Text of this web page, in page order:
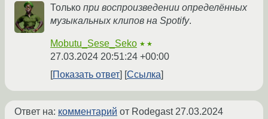
Только при воспроизведении определённых
музыкальных клипов на Spotify.
Mobutu_Sese_Seko ★★
27.03.2024 20:51:24 +00:00
Показать ответ
Ссылка
Ответ на: комментарий от Rodegast 27.03.2024